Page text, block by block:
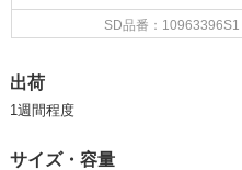
SD品番：10963396S1
出荷
1週間程度
サイズ・容量